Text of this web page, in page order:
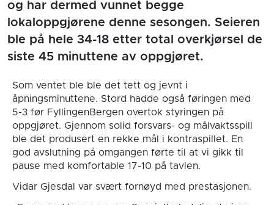
og har dermed vunnet begge
lokaloppgjørene denne sesongen. Seieren
ble på hele 34-18 etter total overkjørsel de
siste 45 minuttene av oppgjøret.
Som ventet ble ble det tett og jevnt i
åpningsminuttene. Stord hadde også føringen med
5-3 før FyllingenBergen overtok styringen på
oppgjøret. Gjennom solid forsvars- og målvaktsspill
ble det produsert en rekke mål i kontraspillet. En
god avslutning på omgangen førte til at vi gikk til
pause med komfortable 17-10 på tavlen.
Vidar Gjesdal var svært fornøyd med prestasjonen.